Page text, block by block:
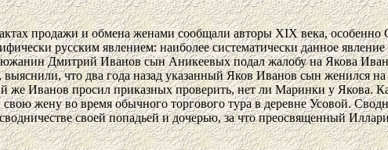
продажи и обмена женами сообщали авторы XIX века,
русским явлением: наиболее систематически данное
Дмитрий Иванов сын Аникеевых подал жалобу на Якова
что два года назад указанный Яков Иванов сын женился
Иванов просил приказных проверить, нет ли Маринки у Якова.
жену во время обычного торгового тура в деревне Усовой.
своей попадьей и дочерью, за что преосвященный